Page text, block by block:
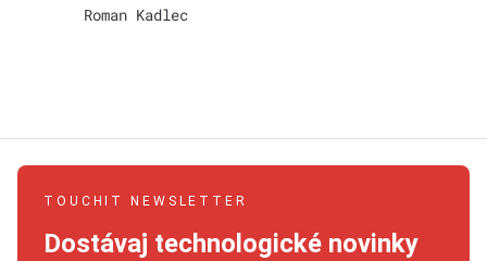
Roman Kadlec
TOUCHIT NEWSLETTER
Dostávaj technologické novinky